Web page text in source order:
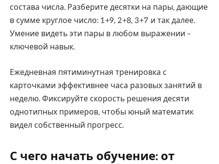
состава числа. Разберите десятки на пары, дающие
в сумме круглое число: 1+9, 2+8, 3+7 и так далее.
Умение видеть эти пары в любом выражении –
ключевой навык.
Ежедневная пятиминутная тренировка с
карточками эффективнее часа разовых занятий в
неделю. Фиксируйте скорость решения десяти
однотипных примеров, чтобы юный математик
видел собственный прогресс.
С чего начать обучение: от